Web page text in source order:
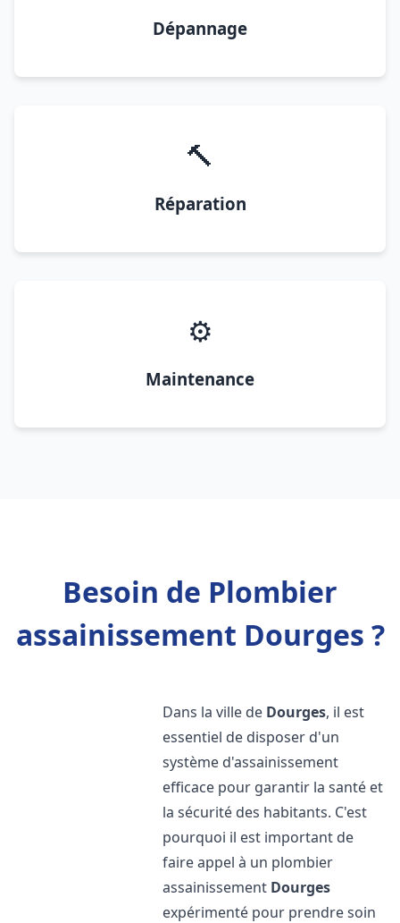
Dépannage
🔨
Réparation
⚙️
Maintenance
Besoin de Plombier
assainissement Dourges ?
Dans la ville de Dourges, il est
essentiel de disposer d'un
système d'assainissement
efficace pour garantir la santé et
la sécurité des habitants. C'est
pourquoi il est important de
faire appel à un plombier
assainissement Dourges
expérimenté pour prendre soin